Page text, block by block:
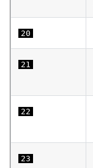
20
21
22
23